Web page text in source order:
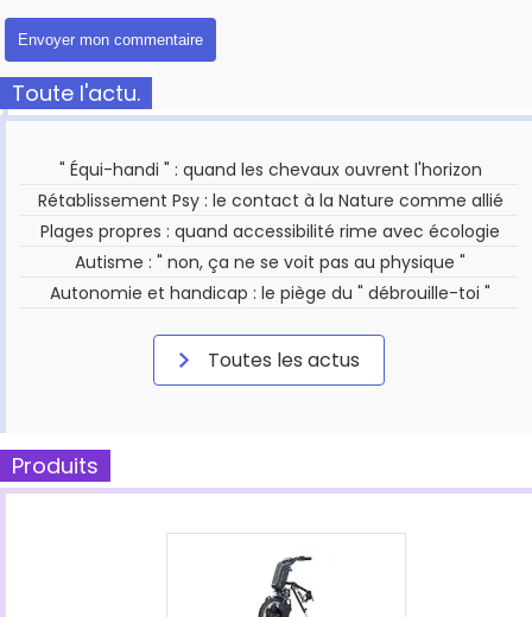
Toute l'actu.
" Équi-handi " : quand les chevaux ouvrent l'horizon
Rétablissement Psy : le contact à la Nature comme allié
Plages propres : quand accessibilité rime avec écologie
Autisme : " non, ça ne se voit pas au physique "
Autonomie et handicap : le piège du " débrouille-toi "
Toutes les actus
Produits